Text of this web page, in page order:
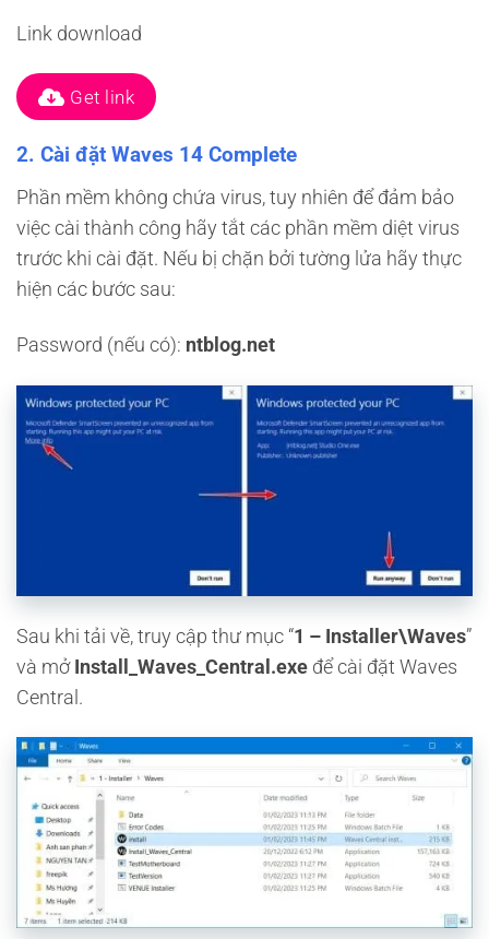
Link download
Get link
2. Cài đặt Waves 14 Complete
Phần mềm không chứa virus, tuy nhiên để đảm bảo
việc cài thành công hãy tắt các phần mềm diệt virus
trước khi cài đặt. Nếu bị chặn bởi tường lửa hãy thực
hiện các bước sau:
Password (nếu có): ntblog.net
Sau khi tải về, truy cập thư mục “1 – Installer\Waves”
và mở Install_Waves_Central.exe để cài đặt Waves
Central.